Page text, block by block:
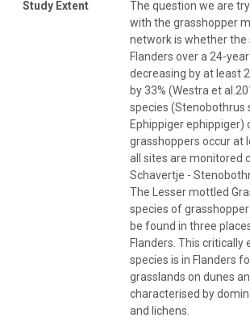
Study Extent
The question we are
with the grasshopper
network is whether the
Flanders over a 24-
decreasing by at least
by 33% (Westra et
species (Stenobothrus
Ephippiger ephippiger)
grasshoppers occur at
all sites are monitored
Schavertje -
The Lesser mottled
species of
be found in three
Flanders. This critically
species is in Flanders
grasslands on dunes
characterised by
and lichens.